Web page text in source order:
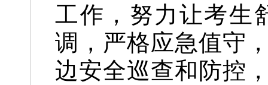
工作，努力让考生
调，严格应急值守
边安全巡查和防控